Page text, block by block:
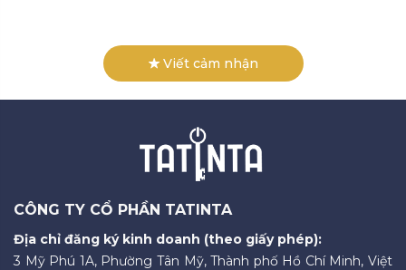
Viết cảm nhận
CÔNG TY CỔ PHẦN TATINTA
Địa chỉ đăng ký kinh doanh (theo giấy phép):
3 Mỹ Phú 1A, Phường Tân Mỹ, Thành phố Hồ Chí Minh, Việt